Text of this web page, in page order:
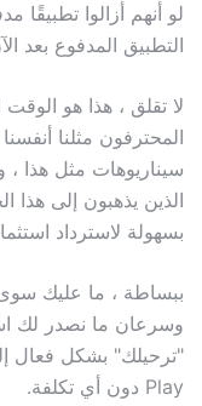
لو أنهم أزالوا تطبيقًا
التطبيق المدفوع بعد
لا تقلق ، هذا هو
المحترفون مثلنا
سيناريوهات مثل هذا ،
الذين يذهبون إلى هذا
بسهولة لاسترداد
ببساطة ، ما عليك سوى
وسرعان ما نصدر لك
Play دون أي تكلفة.